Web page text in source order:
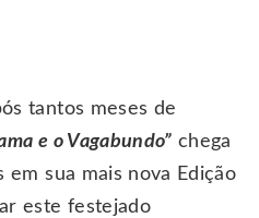
tantos meses de
e o Vagabundo” chega
em sua mais nova Edição
este festejado